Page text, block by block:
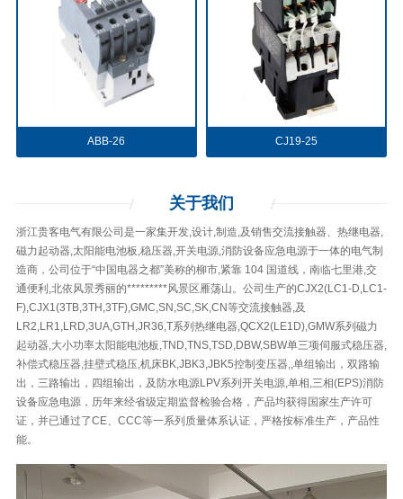
ABB-26 CJ19-25
关于我们
浙江贵客电气有限公司是一家集开发,设计,制造,及销售交流接触器、热继电器,
磁力起动器,太阳能电池板,稳压器,开关电源,消防设备应急电源于一体的电气制
造商，公司位于“中国电器之都”美称的柳市,紧靠 104 国道线，南临七里港,交
通便利,北依风景秀丽的*********风景区雁荡山。公司生产的CJX2(LC1-D,LC1-
F),CJX1(3TB,3TH,3TF),GMC,SN,SC,SK,CN等交流接触器,及
LR2,LR1,LRD,3UA,GTH,JR36,T系列热继电器,QCX2(LE1D),GMW系列磁力
起动器,大小功率太阳能电池板,TND,TNS,TSD,DBW,SBW单三项伺服式稳压器,
补偿式稳压器,挂壁式稳压,机床BK,JBK3,JBK5控制变压器,,单组输出，双路输
出，三路输出，四组输出，及防水电源LPV系列开关电源,单相,三相(EPS)消防
设备应急电源，历年来经省级定期监督检验合格，产品均获得国家生产许可
证，并已通过了CE、CCC等一系列质量体系认证，严格按标准生产，产品性
能。